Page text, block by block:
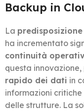
Backup in
La
ha incrementato
continuità
questa
rapido dei dati in
informazioni
delle strutture. La